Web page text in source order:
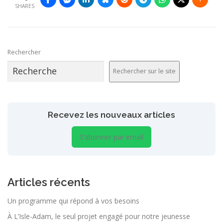
SHARES
Rechercher
Rechercher sur le site
Recevez les nouveaux articles
S’abonner par email
Articles récents
Un programme qui répond à vos besoins
À L’Isle-Adam, le seul projet engagé pour notre jeunesse